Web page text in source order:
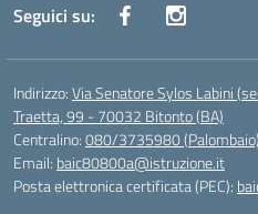
Seguici su:
Indirizzo:Via Senatore Sylos Labini
Traetta, 99 - 70032 Bitonto (BA)
Centralino:080/3735980
Email: baic80800a@istruzione.it
Posta elettronica certificata (PEC):